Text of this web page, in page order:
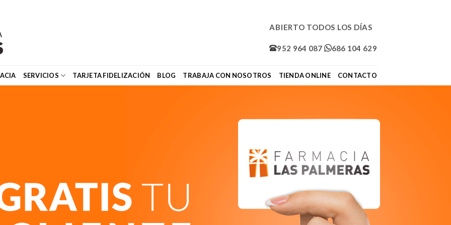
ABIERTO TODOS LOS DÍAS
952 964 087 686 104 629
SERVICIOS TARJETA FIDELIZACIÓN BLOG TRABAJA CON NOSOTROS TIENDA ONLINE CONTACTO